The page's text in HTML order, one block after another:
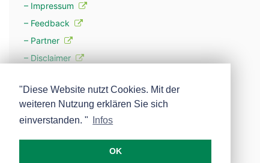
– Impressum
– Feedback
– Partner
– Disclaimer
– Werbung
– Mehr über unsere Experten
"Diese Website nutzt Cookies. Mit der
weiteren Nutzung erklären Sie sich
einverstanden. "
Infos
OK